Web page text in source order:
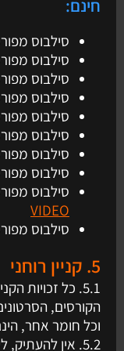
חינם:
סילבוס
סילבוס
סילבוס
סילבוס
סילבוס
סילבוס
סילבוס
סילבוס
סילבוס
VIDEO
סילבוס
5. קניין רוחני
5.1. כל זכויות
הקורסים,
וכל חומר אחר,
5.2. אין